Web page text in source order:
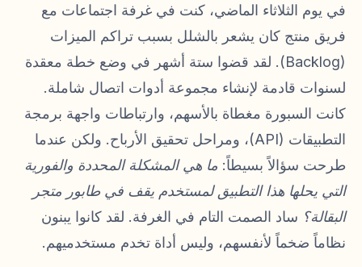
في يوم الثلاثاء الماضي، كنت في غرفة اجتماعات مع
فريق منتج كان يشعر بالشلل بسبب تراكم الميزات
(Backlog). لقد قضوا ستة أشهر في وضع خطة معقدة
لسنوات قادمة لإنشاء مجموعة أدوات اتصال شاملة.
كانت السبورة مغطاة بالأسهم، وارتباطات واجهة برمجة
التطبيقات (API)، ومراحل تحقيق الأرباح. ولكن عندما
طرحت سؤالاً بسيطاً: ما هي المشكلة المحددة والفورية
التي يحلها هذا التطبيق لمستخدم يقف في طابور متجر
البقالة؟ ساد الصمت التام في الغرفة. لقد كانوا يبنون
نظاماً ضخماً لأنفسهم، وليس أداة تخدم مستخدميهم.